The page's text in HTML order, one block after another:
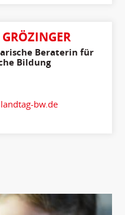
GRÖZINGER
Beraterin für
Bildung
bw.de